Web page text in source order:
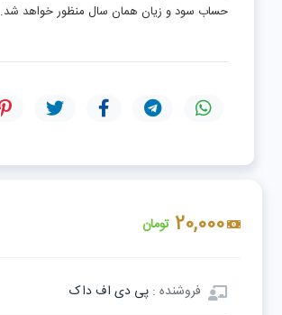
20,000 تومان
فروشنده :پی دی اف داک
حساب سود و زيان همان سال منظور خواهد شد.